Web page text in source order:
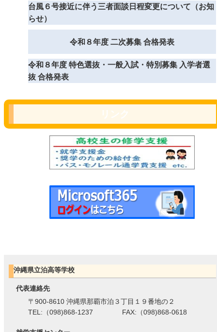
台風６号接近に伴う三者面談日程変更について（お知
らせ）
令和８年度 二次募集 合格発表
令和８年度 特色選抜・一般入試・特別募集 入学者選
抜 合格発表
沖縄県立泊高等学校
代表連絡先
〒900-8610 沖縄県那覇市泊３丁目１９番地の２
TEL:（098)868-1237 FAX:（098)868-0618